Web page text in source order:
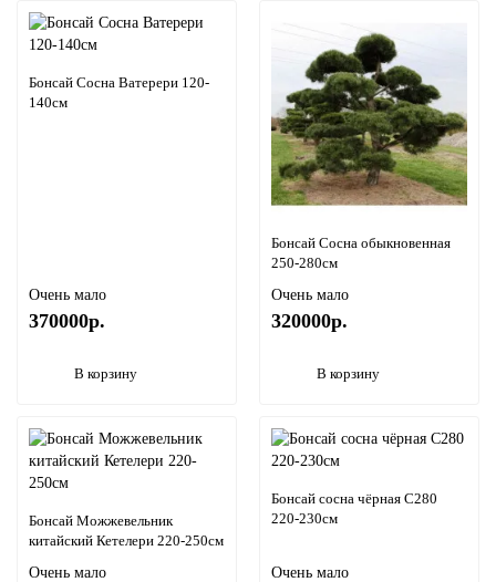
Бонсай Сосна Ватерери 120-
140см
Очень мало
370000р.
В корзину
Бонсай Сосна обыкновенная
250-280см
Очень мало
320000р.
В корзину
Бонсай Можжевельник
китайский Кетелери 220-250см
Очень мало
Бонсай сосна чёрная С280
220-230см
Очень мало